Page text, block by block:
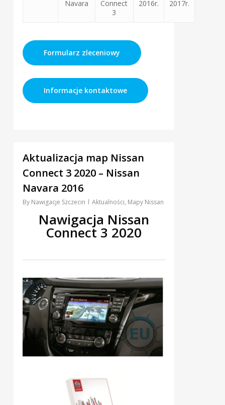
Navara
Connect
3
2016r. 2017r.
Formularz zleceniowy
Informacje kontaktowe
Aktualizacja map Nissan
Connect 3 2020 – Nissan
Navara 2016
By Nawigacje Szczecin Aktualności, Mapy Nissan
Nawigacja Nissan
Connect 3 2020